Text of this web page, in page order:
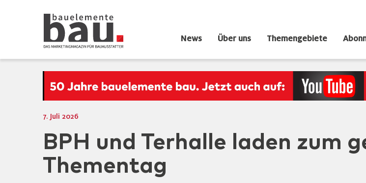
News Über uns Themengebiete
7. Juli 2026
BPH und Terhalle laden zum
Thementag